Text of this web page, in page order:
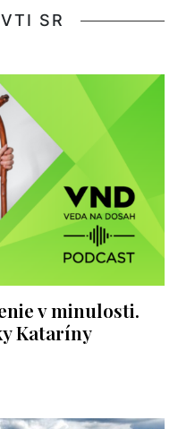
SR
v minulosti.
Kataríny